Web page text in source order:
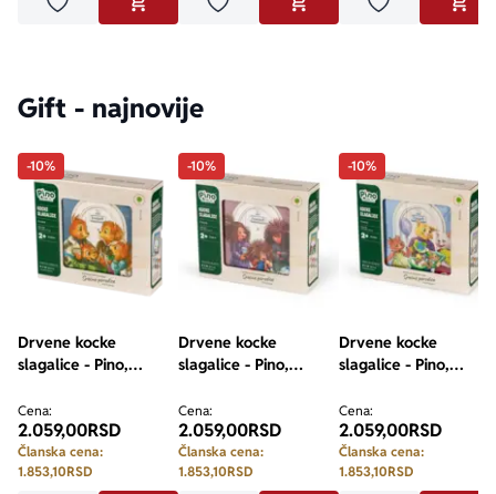
Dodaj u omiljeneDODAJ U KORPUDodaj u omiljeneDODAJ U KORPU
Dodaj u
Gift - najnovije
-10%
Drvene kocke
slagalice - Pino,
Veverići, 9 elemenata
Cena:
2.059,00RSD
Članska cena:
1.853,10RSD
-10%
Drvene kocke
slagalice - Pino,
Ježević, 9 elemenata
Cena:
2.059,00RSD
Članska cena:
1.853,10RSD
-10%
Drvene kocke
slagalice - Pino,
Predići, 9 elemenata
Cena:
2.059,00RSD
Članska cena:
1.853,10RSD